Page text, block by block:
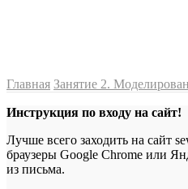
Главная Занятие 2.
Инструкция по входу на сайт!
Лучше всего заходить на сайт
браузеры Google Chrome или
из письма.